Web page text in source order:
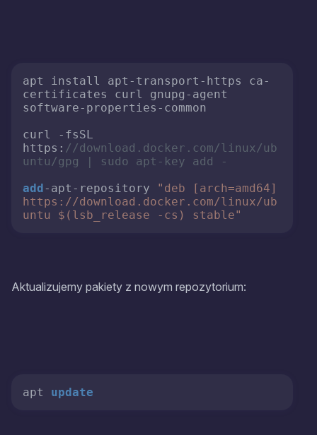
apt install apt-transport-https ca-
certificates curl gnupg-agent
software-properties-common
curl -fsSL
https: //download.docker.com/linux/ub
untu/gpg | sudo apt-key add -
add-apt-repository
"deb [arch=amd64]
https://download.docker.com/linux/ub
untu $(lsb_release -cs) stable"
Aktualizujemy pakiety z nowym repozytorium:
apt update